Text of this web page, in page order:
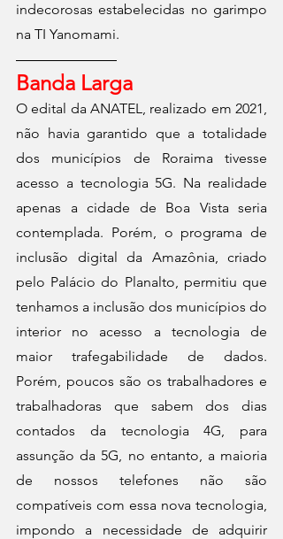
indecorosas estabelecidas no garimpo
na TI Yanomami.
Banda Larga
O edital da ANATEL, realizado em 2021,
não havia garantido que a totalidade
dos municípios de Roraima tivesse
acesso a tecnologia 5G. Na realidade
apenas a cidade de Boa Vista seria
contemplada. Porém, o programa de
inclusão digital da Amazônia, criado
pelo Palácio do Planalto, permitiu que
tenhamos a inclusão dos municípios do
interior no acesso a tecnologia de
maior trafegabilidade de dados.
Porém, poucos são os trabalhadores e
trabalhadoras que sabem dos dias
contados da tecnologia 4G, para
assunção da 5G, no entanto, a maioria
de nossos telefones não são
compatíveis com essa nova tecnologia,
impondo a necessidade de adquirir